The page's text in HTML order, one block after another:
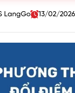
LangGo 13/02/2026